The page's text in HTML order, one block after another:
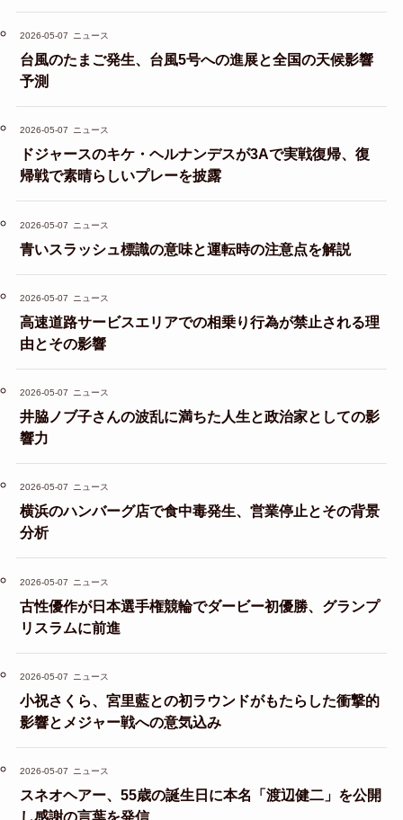
2026-05-07 ニュース
台風のたまご発生、台風5号への進展と全国の天候影響
予測
2026-05-07 ニュース
ドジャースのキケ・ヘルナンデスが3Aで実戦復帰、復
帰戦で素晴らしいプレーを披露
2026-05-07 ニュース
青いスラッシュ標識の意味と運転時の注意点を解説
2026-05-07 ニュース
高速道路サービスエリアでの相乗り行為が禁止される理
由とその影響
2026-05-07 ニュース
井脇ノブ子さんの波乱に満ちた人生と政治家としての影
響力
2026-05-07 ニュース
横浜のハンバーグ店で食中毒発生、営業停止とその背景
分析
2026-05-07 ニュース
古性優作が日本選手権競輪でダービー初優勝、グランプ
リスラムに前進
2026-05-07 ニュース
小祝さくら、宮里藍との初ラウンドがもたらした衝撃的
影響とメジャー戦への意気込み
2026-05-07 ニュース
スネオヘアー、55歳の誕生日に本名「渡辺健二」を公開
し感謝の言葉を発信